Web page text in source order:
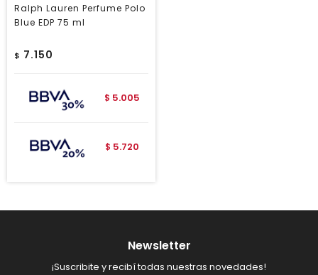
Ralph Lauren Perfume Polo
Blue EDP 75 ml
$ 7.150
$ 5.005
$ 5.720
Newsletter
¡Suscribite y recibí todas nuestras novedades!